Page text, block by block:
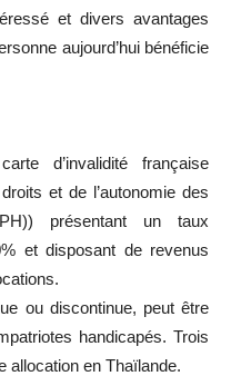
et divers avantages
aujourd’hui bénéficie
d’invalidité française
et de l’autonomie des
présentant un taux
et disposant de revenus
ou discontinue, peut être
handicapés. Trois
allocation en Thaïlande.